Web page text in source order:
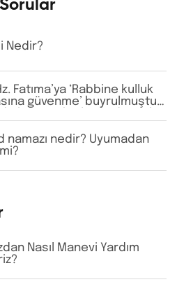
Nedir?
Fatıma’ya ‘Rabbine kulluk
güvenme’ buyrulmuştur.
Bu anlayış doğru mudur?
namazı nedir? Uyumadan
Nasıl Manevi Yardım